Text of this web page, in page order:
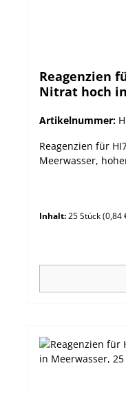
Reagenzien
Nitrat hoch
Artikelnummer:
Reagenzien für
Meerwasser,
Inhalt:25 Stück(0,84